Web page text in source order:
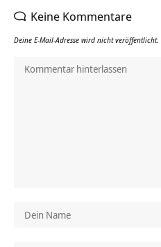
Keine Kommentare
Deine E-Mail-Adresse wird nicht veröffentlicht.